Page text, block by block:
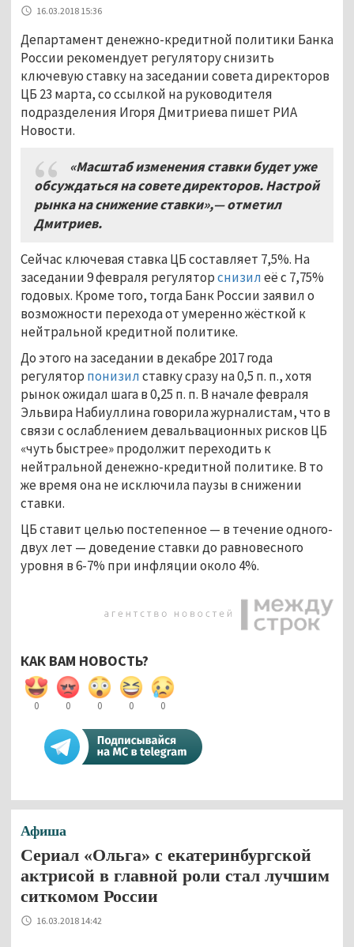
16.03.2018 15:36
Департамент денежно-кредитной политики Банка
России рекомендует регулятору снизить
ключевую ставку на заседании совета директоров
ЦБ 23 марта, со ссылкой на руководителя
подразделения Игоря Дмитриева пишет РИА
Новости.
«Масштаб изменения ставки будет уже
обсуждаться на совете директоров. Настрой
рынка на снижение ставки»,— отметил
Дмитриев.
Сейчас ключевая ставка ЦБ составляет 7,5%. На
заседании 9 февраля регуляторснизилеё с 7,75%
годовых. Кроме того, тогда Банк России заявил о
возможности перехода от умеренно жёсткой к
нейтральной кредитной политике.
До этого на заседании в декабре 2017 года
регулятор понизилставку сразу на 0,5 п. п., хотя
рынок ожидал шага в 0,25 п. п. В начале февраля
Эльвира Набиуллина говорила журналистам, что в
связи с ослаблением девальвационных рисков ЦБ
«чуть быстрее» продолжит переходить к
нейтральной денежно-кредитной политике. В то
же время она не исключила паузы в снижении
ставки.
ЦБ ставит целью постепенное — в течение одного-
двух лет — доведение ставки до равновесного
уровня в 6-7% при инфляции около 4%.
КАК ВАМ НОВОСТЬ?
0 0 0 0 0
Афиша
Сериал «Ольга» с екатеринбургской
актрисой в главной роли стал лучшим
ситкомом России
16.03.2018 14:42